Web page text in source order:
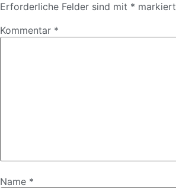
Erforderliche Felder sind mit * markiert
Kommentar *
Name *